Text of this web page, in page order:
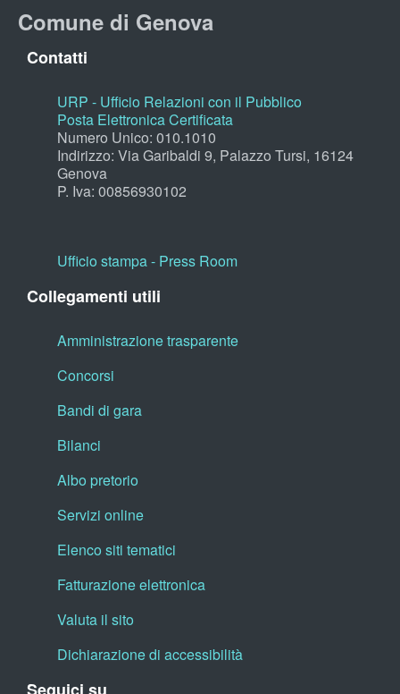
Comune di Genova
Contatti
URP - Ufficio Relazioni con il Pubblico
Posta Elettronica Certificata
Numero Unico: 010.1010
Indirizzo: Via Garibaldi 9, Palazzo Tursi, 16124
Genova
P. Iva: 00856930102
Ufficio stampa - Press Room
Collegamenti utili
Amministrazione trasparente
Concorsi
Bandi di gara
Bilanci
Albo pretorio
Servizi online
Elenco siti tematici
Fatturazione elettronica
Valuta il sito
Dichiarazione di accessibilità